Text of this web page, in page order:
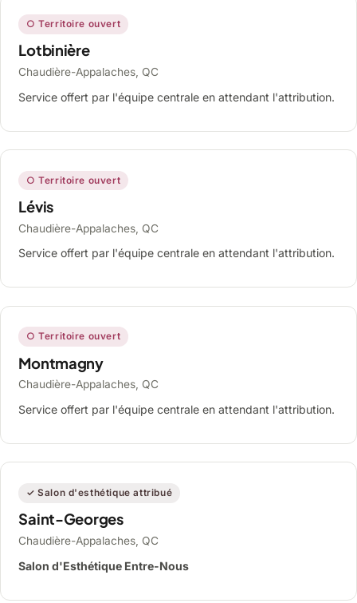
○ Territoire ouvert
Lotbinière
Chaudière-Appalaches, QC
Service offert par l'équipe centrale en attendant l'attribution.
○ Territoire ouvert
Lévis
Chaudière-Appalaches, QC
Service offert par l'équipe centrale en attendant l'attribution.
○ Territoire ouvert
Montmagny
Chaudière-Appalaches, QC
Service offert par l'équipe centrale en attendant l'attribution.
✓ Salon d'esthétique attribué
Saint-Georges
Chaudière-Appalaches, QC
Salon d'Esthétique Entre-Nous